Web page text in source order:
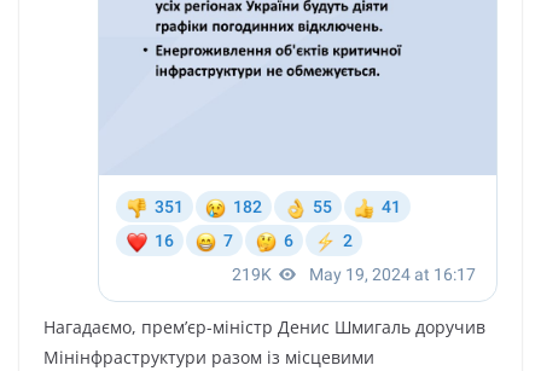
Нагадаємо, прем’єр-міністр Денис Шмигаль доручив
Мінінфраструктури разом із місцевими